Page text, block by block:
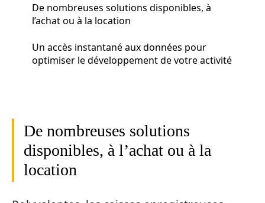
De nombreuses solutions disponibles, à
l’achat ou à la location
Un accès instantané aux données pour
optimiser le développement de votre activité
De nombreuses solutions
disponibles, à l’achat ou à la
location